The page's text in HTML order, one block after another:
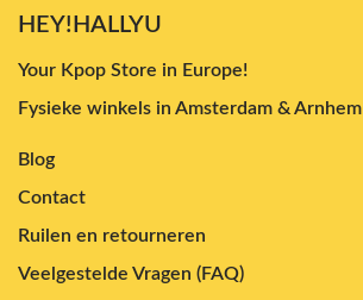
HEY!HALLYU
Your Kpop Store in Europe!
Fysieke winkels in Amsterdam & Arnhem
Blog
Contact
Ruilen en retourneren
Veelgestelde Vragen (FAQ)